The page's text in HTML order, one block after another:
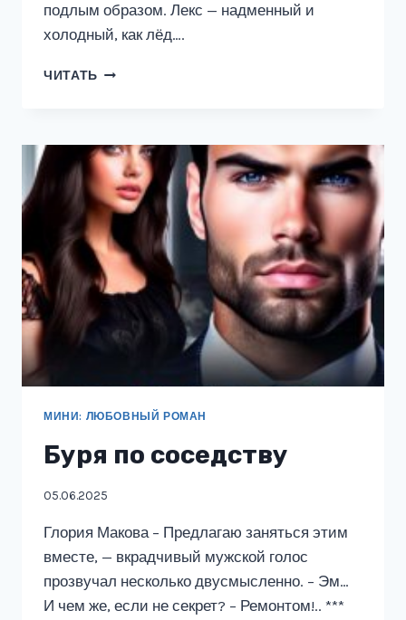
подлым образом. Лекс — надменный и
холодный, как лёд….
ЧИТАТЬ СВОДНЫЕ.
МИНИ: ЛЮБОВНЫЙ РОМАН
Буря по соседству
05.06.2025
Глория Макова – Предлагаю заняться этим
вместе, — вкрадчивый мужской голос
прозвучал несколько двусмысленно. – Эм…
И чем же, если не секрет? – Ремонтом!.. ***